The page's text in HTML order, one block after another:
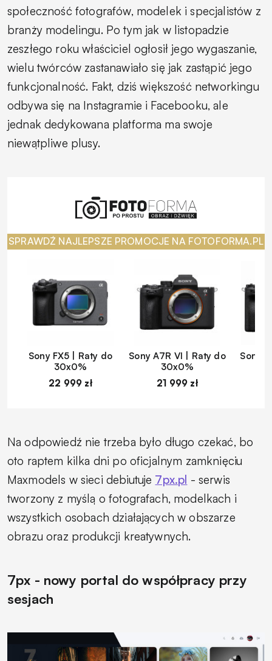
społeczność fotografów, modelek i specjalistów z
branży modelingu. Po tym jak w listopadzie
zeszłego roku właściciel ogłosił jego wygaszanie,
wielu twórców zastanawiało się jak zastąpić jego
funkcjonalność. Fakt, dziś większość networkingu
odbywa się na Instagramie i Facebooku, ale
jednak dedykowana platforma ma swoje
niewątpliwe plusy.
SPRAWDŹ NAJLEPSZE PROMOCJE NA FOTOFORMA.PL
Sony FX5 | Raty do
30x0%
22 999 zł
Sony A7R VI | Raty do
30x0%
21 999 zł
Sony
Na odpowiedź nie trzeba było długo czekać, bo
oto raptem kilka dni po oficjalnym zamknięciu
Maxmodels w sieci debiutuje 7px.pl - serwis
tworzony z myślą o fotografach, modelkach i
wszystkich osobach działających w obszarze
obrazu oraz produkcji kreatywnych.
7px - nowy portal do współpracy przy
sesjach